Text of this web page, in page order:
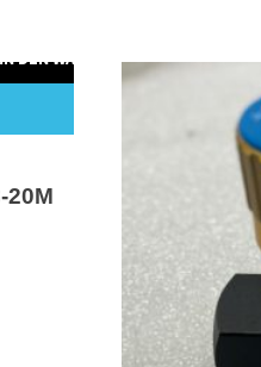
DEN WARENKORB
20M